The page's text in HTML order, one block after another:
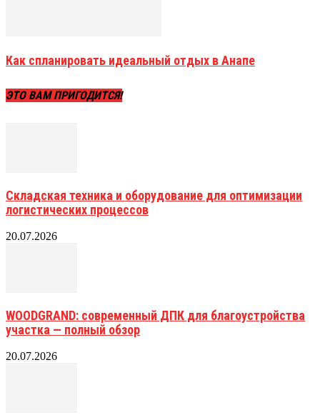
Как спланировать идеальный отдых в Анапе
ЭТО ВАМ ПРИГОДИТСЯ!
Складская техника и оборудование для оптимизации
логистических процессов
20.07.2026
WOODGRAND: современный ДПК для благоустройства
участка — полный обзор
20.07.2026